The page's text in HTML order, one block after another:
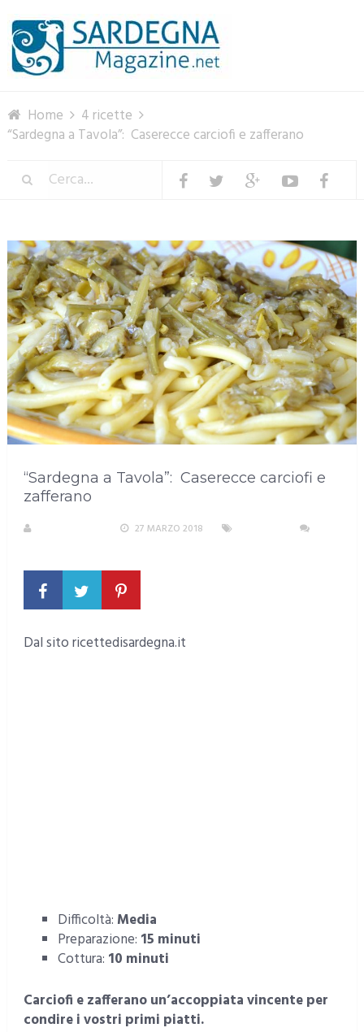
Home
4 ricette
“Sardegna a Tavola”: Caserecce carciofi e zafferano
“Sardegna a Tavola”: Caserecce carciofi e
zafferano
27 MARZO 2018
Dal sito ricettedisardegna.it
Difficoltà: Media
Preparazione: 15 minuti
Cottura: 10 minuti
Carciofi e zafferano un’accoppiata vincente per
condire i vostri primi piatti.